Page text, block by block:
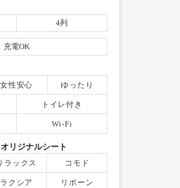
4列
充電OK
女性安心 ゆったり
トイレ付き
Wi-Fi
リジナルシート
ラックス コモド
ラクシア リボーン